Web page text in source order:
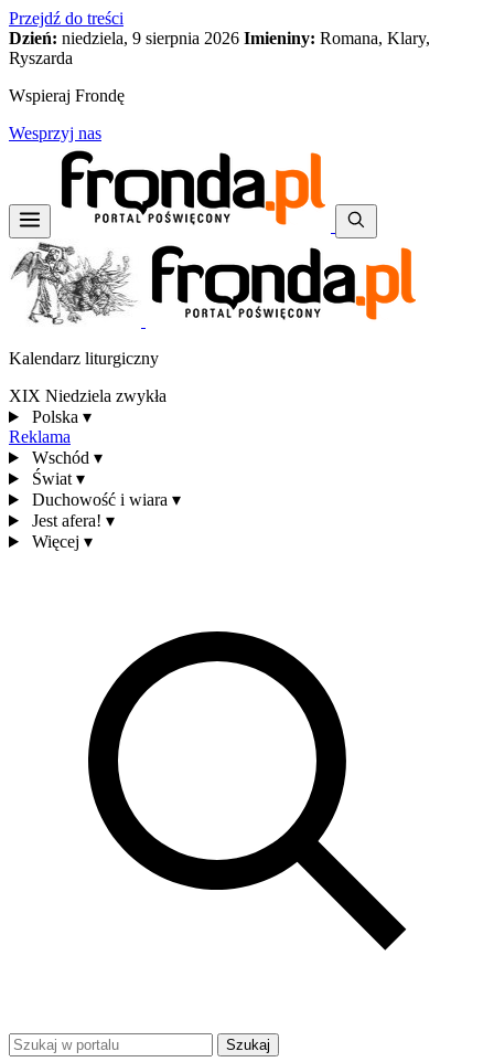
Przejdź do treści
Dzień: niedziela, 9 sierpnia 2026 Imieniny: Romana, Klary,
Ryszarda
Wspieraj Frondę
Wesprzyj nas
Kalendarz liturgiczny
XIX Niedziela zwykła
Polska ▾
Reklama
Wschód ▾
Świat ▾
Duchowość i wiara ▾
Jest afera! ▾
Więcej ▾
Szukaj